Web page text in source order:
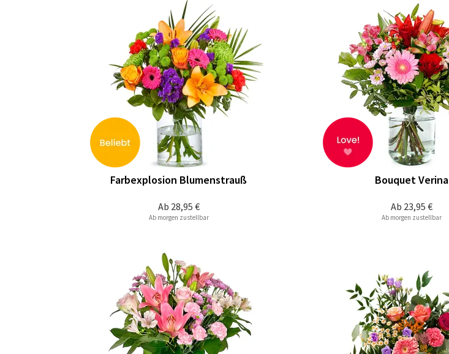
Ab 28,95 €
Farbexplosion Blumenstrauß
Ab morgen zustellbar
Ab 23,95 €
Bouquet Verina
Ab morgen zustellbar